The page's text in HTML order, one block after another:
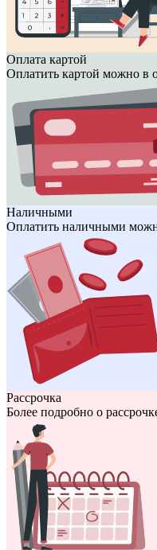
Оплата картой
Оплатить картой можно в
Наличными
Оплатить наличными
Рассрочка
Более подробно о